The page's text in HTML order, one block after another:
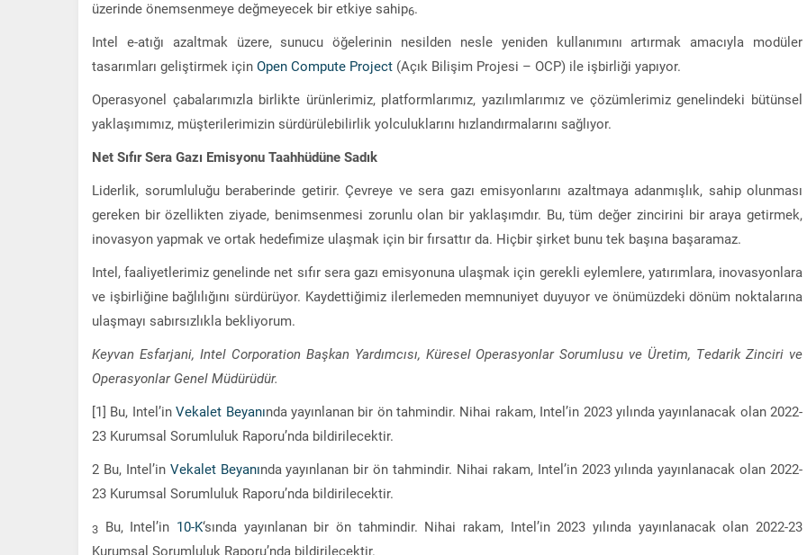
üzerinde önemsenmeye değmeyecek bir etkiye sahip6.
Intel e-atığı azaltmak üzere, sunucu öğelerinin nesilden nesle yeniden kullanımını artırmak amacıyla modüler
tasarımları geliştirmek için Open Compute Project (Açık Bilişim Projesi – OCP) ile işbirliği yapıyor.
Operasyonel çabalarımızla birlikte ürünlerimiz, platformlarımız, yazılımlarımız ve çözümlerimiz genelindeki bütünsel
yaklaşımımız, müşterilerimizin sürdürülebilirlik yolculuklarını hızlandırmalarını sağlıyor.
Net Sıfır Sera Gazı Emisyonu Taahhüdüne Sadık
Liderlik, sorumluluğu beraberinde getirir. Çevreye ve sera gazı emisyonlarını azaltmaya adanmışlık, sahip olunması
gereken bir özellikten ziyade, benimsenmesi zorunlu olan bir yaklaşımdır. Bu, tüm değer zincirini bir araya getirmek,
inovasyon yapmak ve ortak hedefimize ulaşmak için bir fırsattır da. Hiçbir şirket bunu tek başına başaramaz.
Intel, faaliyetlerimiz genelinde net sıfır sera gazı emisyonuna ulaşmak için gerekli eylemlere, yatırımlara, inovasyonlara
ve işbirliğine bağlılığını sürdürüyor. Kaydettiğimiz ilerlemeden memnuniyet duyuyor ve önümüzdeki dönüm noktalarına
ulaşmayı sabırsızlıkla bekliyorum.
Keyvan Esfarjani, Intel Corporation Başkan Yardımcısı, Küresel Operasyonlar Sorumlusu ve Üretim, Tedarik Zinciri ve
Operasyonlar Genel Müdürüdür.
[1] Bu, Intel’inVekalet Beyanında yayınlanan bir ön tahmindir. Nihai rakam, Intel’in 2023 yılında yayınlanacak olan 2022-
23 Kurumsal Sorumluluk Raporu’nda bildirilecektir.
2 Bu, Intel’in Vekalet Beyanında yayınlanan bir ön tahmindir. Nihai rakam, Intel’in 2023 yılında yayınlanacak olan 2022-
23 Kurumsal Sorumluluk Raporu’nda bildirilecektir.
3 Bu, Intel’in 10-K‘sında yayınlanan bir ön tahmindir. Nihai rakam, Intel’in 2023 yılında yayınlanacak olan 2022-23
Kurumsal Sorumluluk Raporu’nda bildirilecektir.